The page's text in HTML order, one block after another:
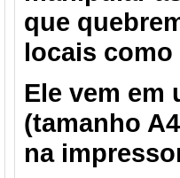
que
locais
Ele vem em
(tamanho
na